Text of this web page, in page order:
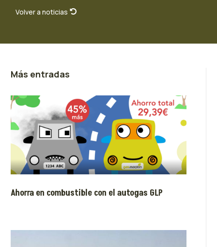
Volver a noticias
Más entradas
Ahorra en combustible con el autogas GLP